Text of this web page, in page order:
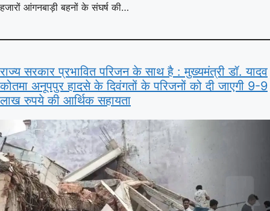
हजारों आंगनबाड़ी बहनों के संघर्ष की…
राज्य सरकार प्रभावित परिजन के साथ है : मुख्यमंत्री डॉ. यादव
कोतमा अनूपपुर हादसे के दिवंगतों के परिजनों को दी जाएगी 9-9
लाख रुपये की आर्थिक सहायता